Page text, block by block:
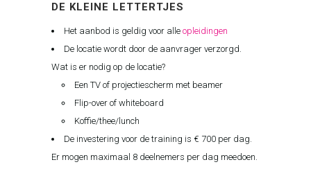
DE KLEINE LETTERTJES
Het aanbod is geldig voor alle opleidingen
De locatie wordt door de aanvrager verzorgd.
Wat is er nodig op de locatie?
Een TV of projectiescherm met beamer
Flip-over of whiteboard
Koffie/thee/lunch
De investering voor de training is € 700 per dag.
Er mogen maximaal 8 deelnemers per dag meedoen.